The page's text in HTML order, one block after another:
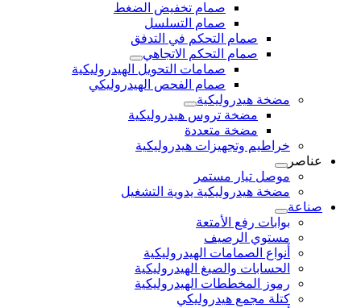
صمام تخفيض الضغط
صمام التسلسل
صمام التحكم في التدفق
صمام التحكم الاتجاهي
صمامات التحويل الهيدروليكية
صمام الفحص الهيدروليكي
مضخة هيدروليكية
مضخة تروس هيدروليكية
مضخة متعددة
خراطيم وتجهيزات هيدروليكية
عناصر
موصل تيار مستمر
مضخة هيدروليكية يدوية التشغيل
صناعة
بوابات رفع الأمتعة
مستوي الرصيف
أنواع الصمامات الهيدروليكية
الحسابات والصيغ الهيدروليكية
رموز المخططات الهيدروليكية
كتلة مجمع هيدروليكي